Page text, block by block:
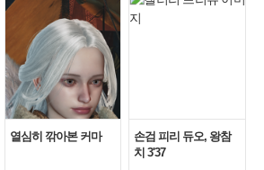
열심히 깎아본 커마
손검 피리 듀오, 왕참
치 3'37